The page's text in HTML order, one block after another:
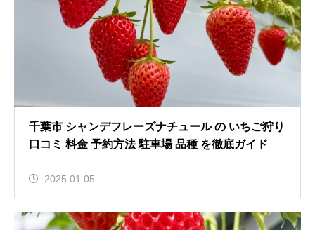
千葉市 シャンデフレーズナチュール の いちご狩り
口コミ 料金 予約方法 駐車場 品種 を徹底ガイド
2025.01.05